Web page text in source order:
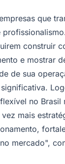
que
construir
e mostrar
de sua
no Brasil
mais
mercado",